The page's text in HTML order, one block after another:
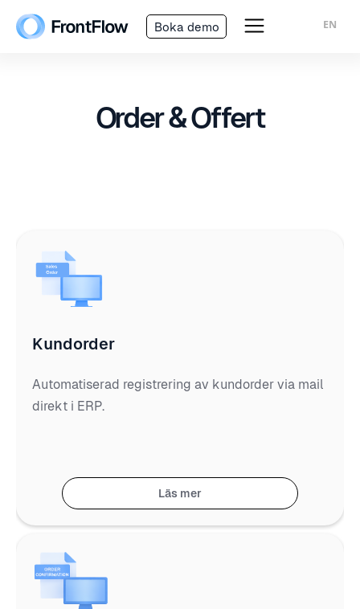
Boka demo EN
Order & Offert
Kundorder
Automatiserad registrering av kundorder via mail
direkt i ERP.
Läs mer